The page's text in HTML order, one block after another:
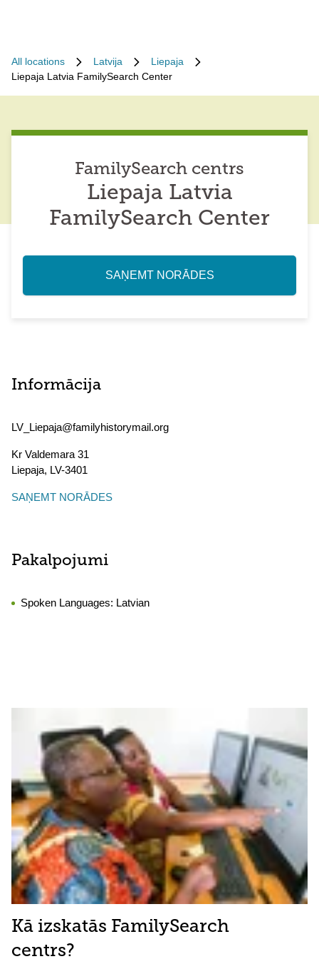
All locations Latvija
Liepaja
Liepaja Latvia FamilySearch Center
FamilySearch centrs
Liepaja Latvia
FamilySearch Center
SAŅEMT NORĀDES
Informācija
LV_Liepaja@familyhistorymail.org
Kr Valdemara 31
Liepaja, LV-3401
SAŅEMT NORĀDES
Pakalpojumi
Spoken Languages: Latvian
Kā izskatās FamilySearch
centrs?